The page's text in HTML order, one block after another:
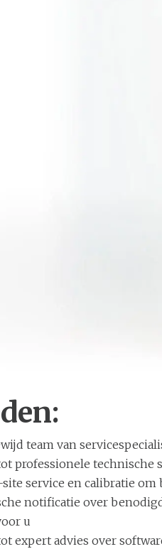
team van
professionele
site service en calibratie
notificatie over
u
expert advies over